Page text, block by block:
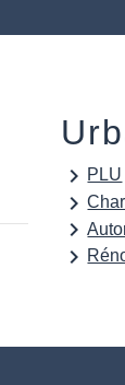
keyboard_arrow_rightPLU
keyboard_arrow_right
keyboard_arrow_right
keyboard_arrow_right